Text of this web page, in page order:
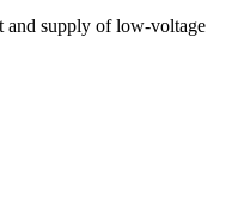
and supply of low-voltage